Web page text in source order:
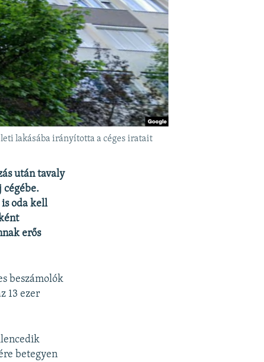
lakásába irányította a céges iratait
után tavaly
oda kell
erős
beszámolók
13 ezer
betegyen